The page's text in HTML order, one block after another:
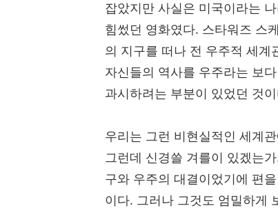
잡았지만 사실은 미국이라는
힘썼던 영화였다. 스타워즈 스
의 지구를 떠나 전 우주적 세계
자신들의 역사를 우주라는 보
과시하려는 부분이 있었던 것
우리는 그런 비현실적인 세계
그런데 신경쓸 겨를이 있겠는가
구와 우주의 대결이었기에 편
이다. 그러나 그것도 엄밀하게